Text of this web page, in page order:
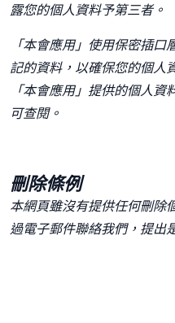
露您的個人資料予第三者。
「本會應用」使用保密插口
記的資料，以確保您的個人
「本會應用」提供的個人
可查閱。
刪除條例
本網頁雖沒有提供任何刪除
過電子郵件聯絡我們，提出